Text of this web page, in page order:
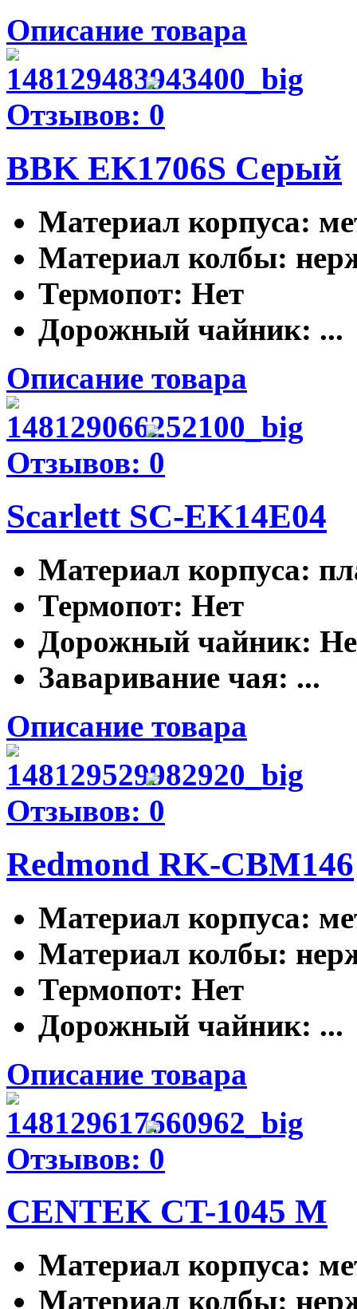
Описание товара
Отзывов: 0
BBK EK1706S Серый
Материал корпуса:
Материал колбы:
Термопот: Нет
Дорожный чайник: ...
Описание товара
Отзывов: 0
Scarlett SC-EK14E04
Материал корпуса:
Термопот: Нет
Дорожный чайник:
Заваривание чая: ...
Описание товара
Отзывов: 0
Redmond RK-CBM146
Материал корпуса:
Материал колбы:
Термопот: Нет
Дорожный чайник: ...
Описание товара
Отзывов: 0
CENTEK CT-1045 M
Материал корпуса:
Материал колбы: